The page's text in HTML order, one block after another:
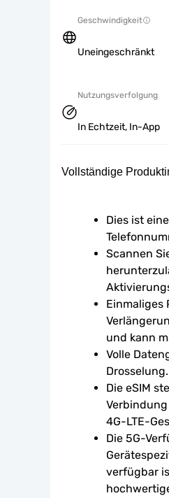
Geschwindigkeit
Uneingeschränkt
Nutzungsverfolgung
In Echtzeit, In-App
Vollständige
Dies ist
Scannen
Einmaliges
und kann
Volle
Die eSIM
4G-LTE-
Die 5G-
verfügbar